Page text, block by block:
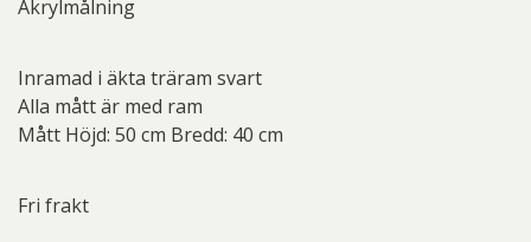
Akrylmålning
Inramad i äkta träram svart
Alla mått är med ram
Mått Höjd: 50 cm Bredd: 40 cm
Fri frakt